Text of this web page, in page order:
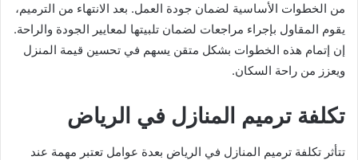
من الخطوات الأساسية لضمان جودة العمل. بعد الانتهاء من الترميم،
يقوم المقاول بإجراء مراجعات لضمان تلبيتها لمعايير الجودة والراحة.
إن إتمام هذه الخطوات بشكل متقن يسهم في تحسين قيمة المنزل
ويعزز من راحة السكان.
تكلفة ترميم المنازل في الرياض
تتأثر تكلفة ترميم المنازل في الرياض بعدة عوامل تعتبر مهمة عند